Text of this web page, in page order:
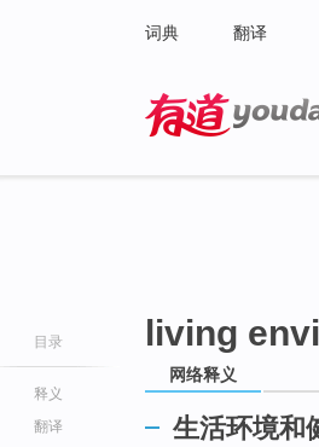
词典 翻译
目录
释义
翻译
living
网络释义
生活环境和